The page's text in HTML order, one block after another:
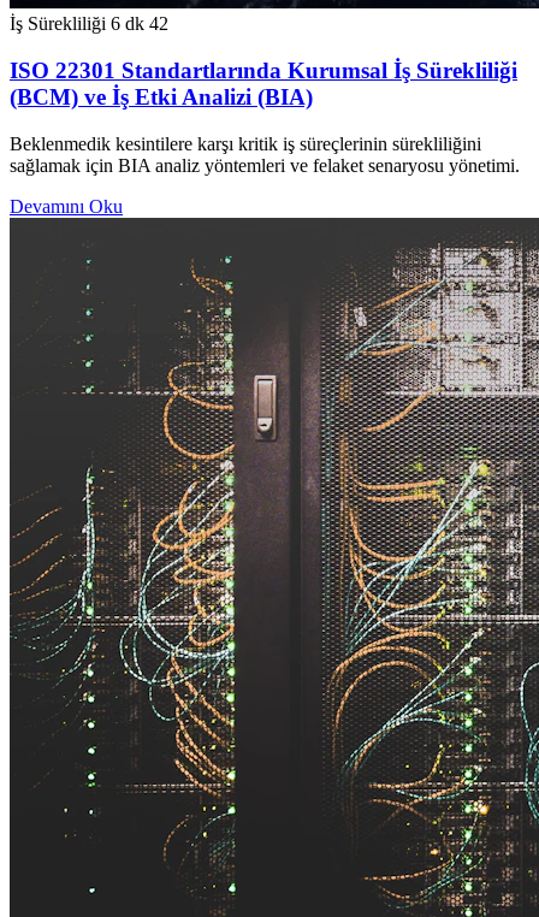
İş Sürekliliği 6 dk 42
ISO 22301 Standartlarında Kurumsal İş Sürekliliği
(BCM) ve İş Etki Analizi (BIA)
Beklenmedik kesintilere karşı kritik iş süreçlerinin sürekliliğini
sağlamak için BIA analiz yöntemleri ve felaket senaryosu yönetimi.
Devamını Oku